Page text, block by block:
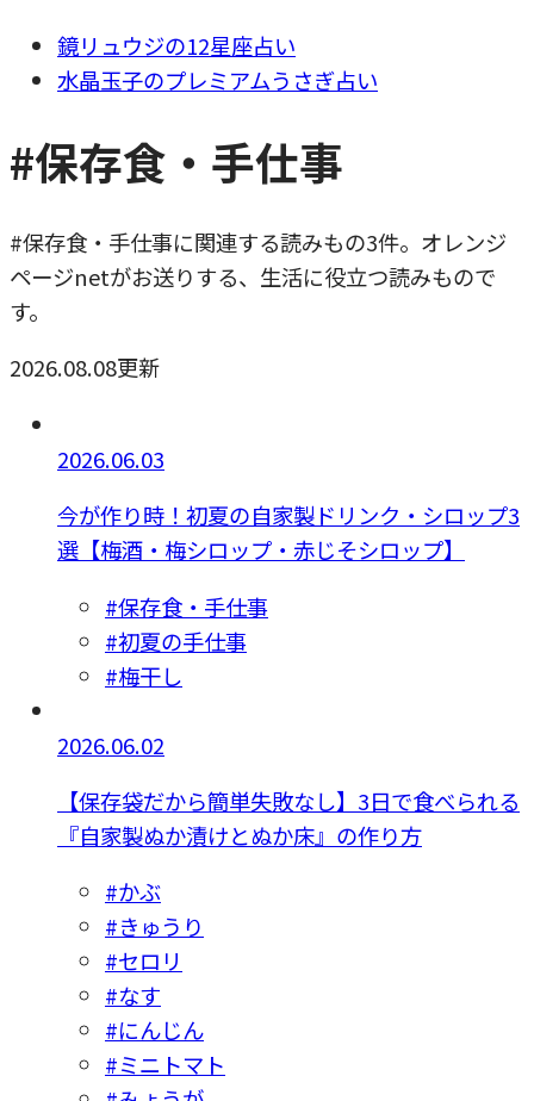
鏡リュウジの12星座占い
水晶玉子のプレミアムうさぎ占い
#保存食・手仕事
#保存食・手仕事に関連する読みもの3件。オレンジ
ページnetがお送りする、生活に役立つ読みもので
す。
2026.08.08更新
2026.06.03
今が作り時！初夏の自家製ドリンク・シロップ3
選【梅酒・梅シロップ・赤じそシロップ】
#保存食・手仕事
#初夏の手仕事
#梅干し
2026.06.02
【保存袋だから簡単失敗なし】3日で食べられる
『自家製ぬか漬けとぬか床』の作り方
#かぶ
#きゅうり
#セロリ
#なす
#にんじん
#ミニトマト